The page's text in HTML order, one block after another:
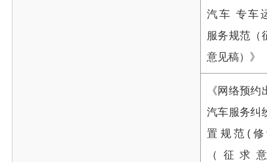
汽车 专车
服务规范（
意见稿）》
《网络预约
汽车服务纠
置规范(
（征求